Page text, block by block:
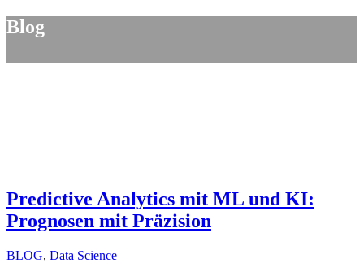
Blog
Predictive Analytics mit ML und KI:
Prognosen mit Präzision
BLOG, Data Science